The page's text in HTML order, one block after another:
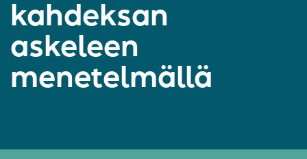
kahdeksan
askeleen
menetelmällä